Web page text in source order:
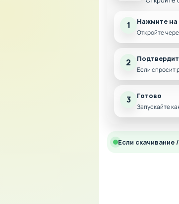
1 Нажмите на
Откройте
2
Если спросит
3 Готово
Запускайте
Если скачивание